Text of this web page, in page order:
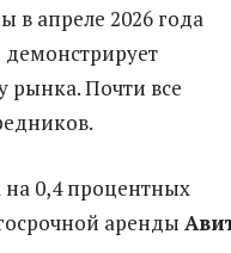
в апреле 2026 года
демонстрирует
рынка. Почти все
на 0,4 процентных
аренды